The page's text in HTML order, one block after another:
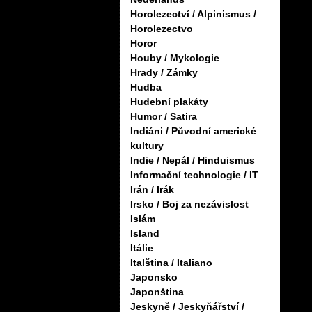
Horolezectví / Alpinismus /
Horolezectvo
Horor
Houby / Mykologie
Hrady / Zámky
Hudba
Hudební plakáty
Humor / Satira
Indiáni / Původní americké
kultury
Indie / Nepál / Hinduismus
Informační technologie / IT
Irán / Irák
Irsko / Boj za nezávislost
Islám
Island
Itálie
Italština / Italiano
Japonsko
Japonština
Jeskyně / Jeskyňářství /